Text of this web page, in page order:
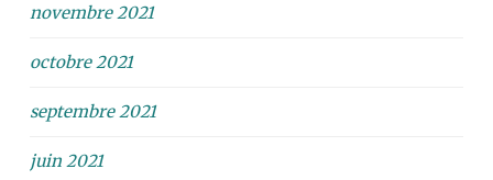
novembre 2021
octobre 2021
septembre 2021
juin 2021